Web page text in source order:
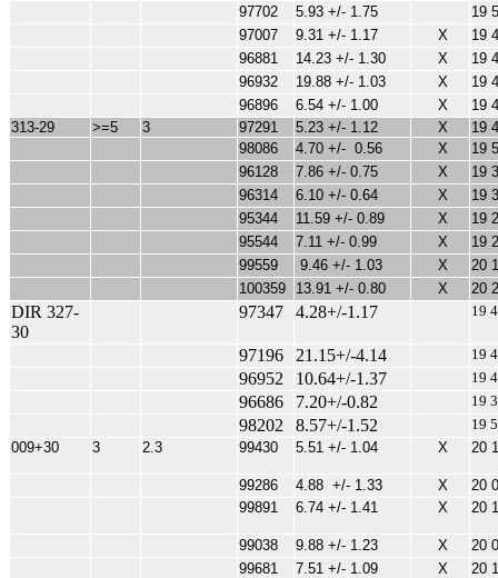
97702 5.93 +/- 1.75
19
97007
9.31 +/- 1.17 X
19
96881
14.23 +/- 1.30 X
19
96932
19.88 +/- 1.03 X
19
96896
6.54 +/- 1.00 X
19
313-29
>=5 3 97291 5.23 +/- 1.12 X
19
98086
4.70 +/- 0.56 X
19
96128
7.86 +/- 0.75 X
19
96314
6.10 +/- 0.64 X
19
95344
11.59 +/- 0.89 X
19
95544
7.11 +/- 0.99 X
19
99559
9.46 +/- 1.03 X
20
100359
13.91 +/- 0.80 X 20
DIR 327-
30
97347 4.28+/-1.17 19
97196 21.15+/-4.14 19
96952 10.64+/-1.37 19
96686 7.20+/-0.82 19
98202 8.57+/-1.52
19
009+30
3 2.3 99430 5.51 +/- 1.04 X 20
99286 4.88 +/- 1.33 X
20
99891
6.74 +/- 1.41 X 20
99038 9.88 +/- 1.23 X
20
99681
7.51 +/- 1.09 X
20